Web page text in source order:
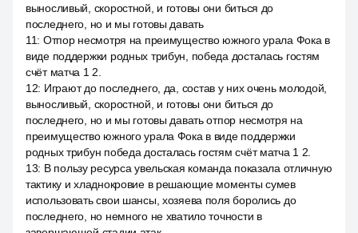
выносливый, скоростной, и готовы они биться до
последнего, но и мы готовы давать
11: Отпор несмотря на преимущество южного урала Фока в
виде поддержки родных трибун, победа досталась гостям
счёт матча 1 2.
12: Играют до последнего, да, состав у них очень молодой,
выносливый, скоростной, и готовы они биться до
последнего, но и мы готовы давать отпор несмотря на
преимущество южного урала Фока в виде поддержки
родных трибун победа досталась гостям счёт матча 1 2.
13: В пользу ресурса увельская команда показала отличную
тактику и хладнокровие в решающие моменты сумев
использовать свои шансы, хозяева поля боролись до
последнего, но немного не хватило точности в